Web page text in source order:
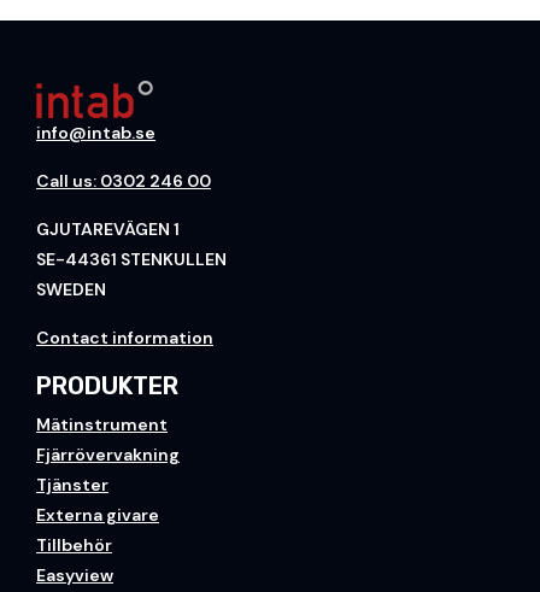
info@intab.se
Call us: 0302 246 00
GJUTAREVÄGEN 1
SE-44361 STENKULLEN
SWEDEN
Contact information
PRODUKTER
Mätinstrument
Fjärrövervakning
Tjänster
Externa givare
Tillbehör
Easyview